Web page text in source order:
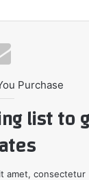
Purchase
list to
amet, consectetur.